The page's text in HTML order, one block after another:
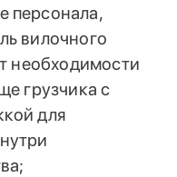
персонала,
вилочного
необходимости
грузчика с
для